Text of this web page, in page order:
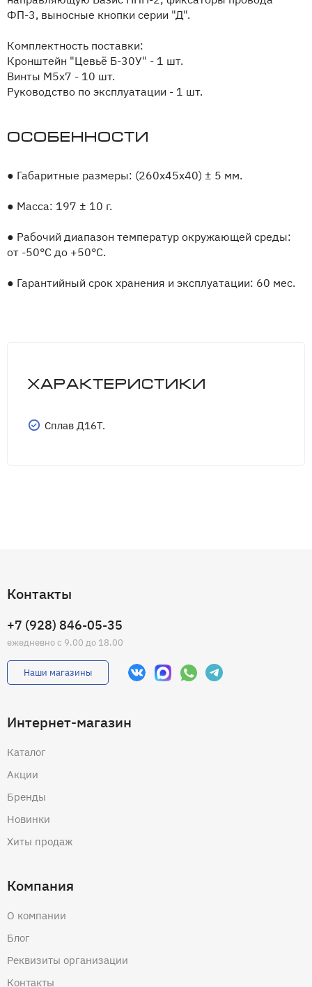
ФП-3, выносные кнопки серии "Д".
Комплектность поставки:
Кронштейн "Цевьё Б-30У" - 1 шт.
Винты М5х7 - 10 шт.
Руководство по эксплуатации - 1 шт.
Особенности
● Габаритные размеры: (260х45х40) ± 5 мм.
● Масса: 197 ± 10 г.
● Рабочий диапазон температур окружающей среды:
от -50°С до +50°С.
● Гарантийный срок хранения и эксплуатации: 60 мес.
Характеристики
Cплав Д16Т.
Контакты
+7 (928) 846-05-35
ежедневно с 9.00 до 18.00
Наши магазины
Интернет-магазин
Каталог
Акции
Бренды
Новинки
Хиты продаж
Компания
О компании
Блог
Реквизиты организации
Контакты